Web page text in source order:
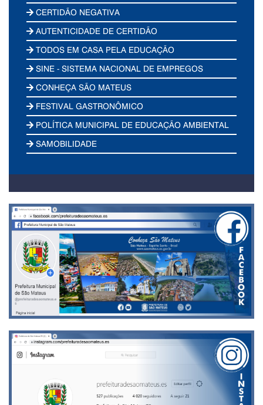
CERTIDÃO NEGATIVA
AUTENTICIDADE DE CERTIDÃO
TODOS EM CASA PELA EDUCAÇÃO
SINE - SISTEMA NACIONAL DE EMPREGOS
CONHEÇA SÃO MATEUS
FESTIVAL GASTRONÔMICO
POLÍTICA MUNICIPAL DE EDUCAÇÃO AMBIENTAL
SAMOBILIDADE